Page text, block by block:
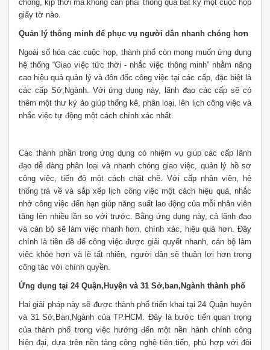
chóng, kịp thời mà không cần phải thông qua bất kỳ một cuộc họp
giấy tờ nào.
Quản lý thông minh để phục vụ người dân nhanh chóng hơn
Ngoài số hóa các cuộc họp, thành phố còn mong muốn ứng dụng
hệ thống “Giao việc tức thời - nhắc việc thông minh” nhằm nâng
cao hiệu quả quản lý và đôn đốc công việc tại các cấp, đặc biệt là
các cấp Sở,Ngành. Với ứng dụng này, lãnh đạo các cấp sẽ có
thêm một thư ký ảo giúp thống kê, phân loại, lên lịch công việc và
nhắc việc tự động một cách chính xác nhất.
Các thành phần trong ứng dụng có nhiệm vụ giúp các cấp lãnh
đạo dễ dàng phân loại và nhanh chóng giao việc, quản lý hồ sơ
công việc, tiến độ một cách chặt chẽ. Với cấp nhân viên, hệ
thống trả về và sắp xếp lịch công việc một cách hiệu quả, nhắc
nhở công việc đến hạn giúp năng suất lao động của mỗi nhân viên
tăng lên nhiều lần so với trước. Bằng ứng dụng này, cả lãnh đạo
và cán bộ sẽ làm việc nhanh hơn, chính xác, hiệu quả hơn. Đây
chính là tiền đề để công việc được giải quyết nhanh, cán bộ làm
việc khỏe hơn và lẽ tất nhiên, người dân sẽ thuận lợi hơn trong
công tác với chính quyền.
Ứng dụng tại 24 Quận,Huyện và 31 Sở,ban,Ngành thành phố
Hai giải pháp này sẽ được thành phố triển khai tại 24 Quận huyện
và 31 Sở,Ban,Ngành của TP.HCM. Đây là bước tiến quan trọng
của thành phố trong việc hướng đến một nền hành chính công
hiện đại, dựa trên nền tảng công nghệ tiên tiến, phù hợp với đòi